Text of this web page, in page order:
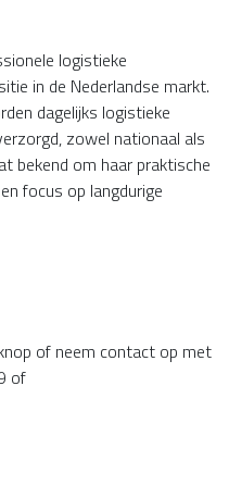
logistieke
in de Nederlandse markt.
dagelijks logistieke
zowel nationaal als
bekend om haar praktische
focus op langdurige
of neem contact op met
of